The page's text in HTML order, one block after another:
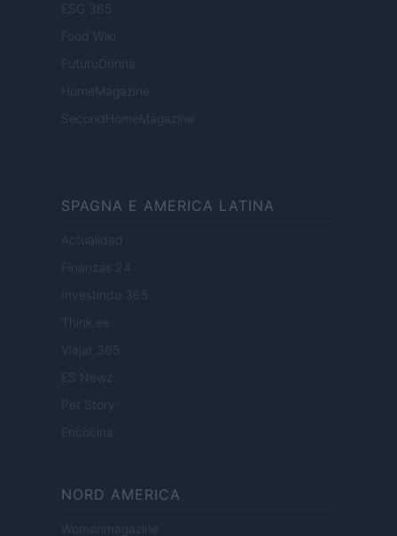
ESG 365
Food Wiki
FuturoDonna
HomeMagazine
SecondHomeMagazine
SPAGNA E AMERICA LATINA
Actualidad
Finanzas 24
Investindo 365
Think.es
Viajar 365
ES Newz
Pet Story
Encocina
NORD AMERICA
Womanmagazine